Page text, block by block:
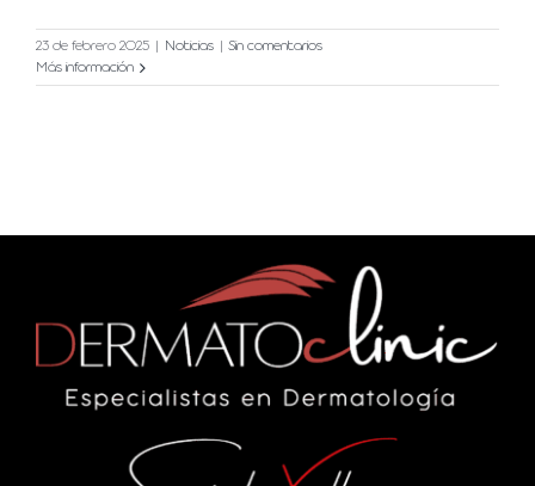
23 de febrero 2025 Noticias
Sin comentarios
Más información